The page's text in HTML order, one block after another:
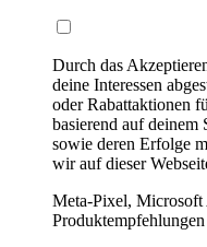
Durch das
deine Interessen
oder Rabattaktionen
basierend auf deinem
sowie deren Erfolge
wir auf dieser
Meta-Pixel,
Produktempfehlungen